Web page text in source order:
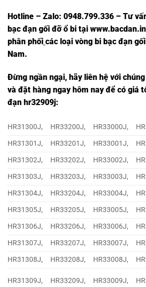
Hotline – Zalo: 0948.799.336 – Tư
bạc đạn gối đỡ ổ bi tại
phân phối các loại vòng bi bạc đạn
Nam.
Đừng ngần ngại, hãy liên hệ với
và đặt hàng ngay hôm nay để có giá
đạn hr32909j:
HR31300J, HR33200J, HR33000J,
HR31301J,
HR33201J, HR33001J,
HR31302J,
HR33202J, HR33002J,
HR31303J,
HR33203J, HR33003J,
HR31304J,
HR33204J, HR33004J,
HR31305J,
HR33205J, HR33005J,
HR31306J,
HR33206J, HR33006J,
HR31307J,
HR33207J, HR33007J,
HR31308J,
HR33208J, HR33008J,
HR31309J, HR33209J, HR33009J,